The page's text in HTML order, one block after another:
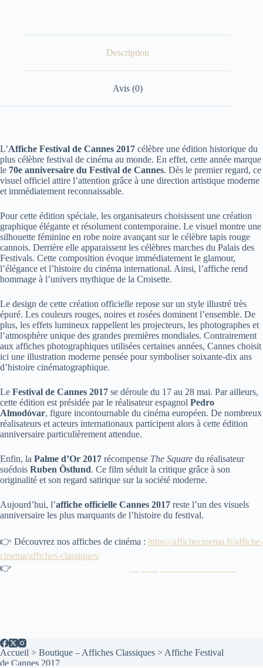
Description
Avis (0)
L’Affiche Festival de Cannes 2017 célèbre une édition historique du
plus célèbre festival de cinéma au monde. En effet, cette année marque
le 70e anniversaire du Festival de Cannes. Dès le premier regard, ce
visuel officiel attire l’attention grâce à une direction artistique moderne
et immédiatement reconnaissable.
Pour cette édition spéciale, les organisateurs choisissent une création
graphique élégante et résolument contemporaine. Le visuel montre une
silhouette féminine en robe noire avançant sur le célèbre tapis rouge
cannois. Derrière elle apparaissent les célèbres marches du Palais des
Festivals. Cette composition évoque immédiatement le glamour,
l’élégance et l’histoire du cinéma international. Ainsi, l’affiche rend
hommage à l’univers mythique de la Croisette.
Le design de cette création officielle repose sur un style illustré très
épuré. Les couleurs rouges, noires et rosées dominent l’ensemble. De
plus, les effets lumineux rappellent les projecteurs, les photographes et
l’atmosphère unique des grandes premières mondiales. Contrairement
aux affiches photographiques utilisées certaines années, Cannes choisit
ici une illustration moderne pensée pour symboliser soixante-dix ans
d’histoire cinématographique.
Le Festival de Cannes 2017 se déroule du 17 au 28 mai. Par ailleurs,
cette édition est présidée par le réalisateur espagnol Pedro
Almodóvar, figure incontournable du cinéma européen. De nombreux
réalisateurs et acteurs internationaux participent alors à cette édition
anniversaire particulièrement attendue.
Enfin, la Palme d’Or 2017 récompense The Square du réalisateur
suédois Ruben Östlund. Ce film séduit la critique grâce à son
originalité et son regard satirique sur la société moderne.
Aujourd’hui, l’affiche officielle Cannes 2017 reste l’un des visuels
anniversaire les plus marquants de l’histoire du festival.
👉 Découvrez nos affiches de cinéma : https://affichecinema.fr/affiche-
cinema/affiches-classiques/
👉
Accueil > Boutique – Affiches Classiques > Affiche Festival
de Cannes 2017